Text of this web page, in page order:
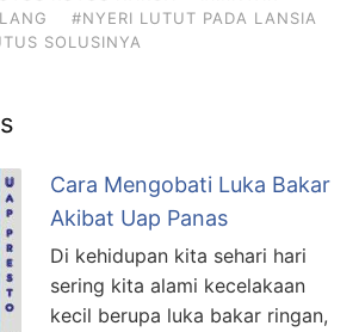
#NYERI LUTUT PADA LANSIA
SOLUSINYA
Cara Mengobati Luka Bakar
Akibat Uap Panas
Di kehidupan kita sehari hari
sering kita alami kecelakaan
kecil berupa luka bakar ringan,